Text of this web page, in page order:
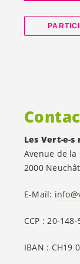
Les Vert-e-s
Avenue de la
2000
E-Mail:
CCP : 20-148-
IBAN : CH19